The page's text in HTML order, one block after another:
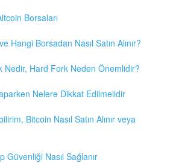
Borsaları
Hangi Borsadan Nasıl Satın Alınır?
Nedir, Hard Fork Neden Önemlidir?
Nelere Dikkat Edilmelidir
Bitcoin Nasıl Satın Alınır veya
Güvenliği Nasıl Sağlanır